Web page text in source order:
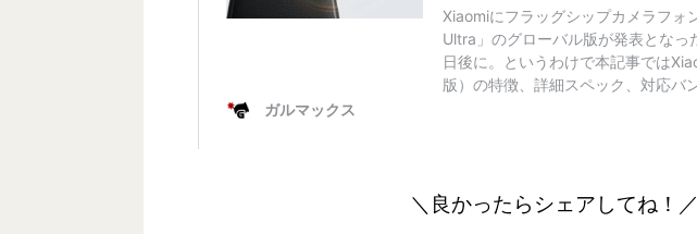
＼良かったらシェアしてね！／